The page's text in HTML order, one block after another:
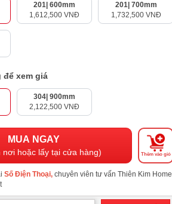
201| 600mm
1,612,500 VNĐ
201| 700mm
1,732,500 VNĐ
để xem giá
304| 900mm
2,122,500 VNĐ
MUA NGAY
nơi hoặc lấy tại cửa hàng) Thêm vào giỏ
Số Điện Thoại, chuyên viên tư vấn Thiên Kim Home